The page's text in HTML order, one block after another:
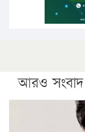
আরও সংবাদ